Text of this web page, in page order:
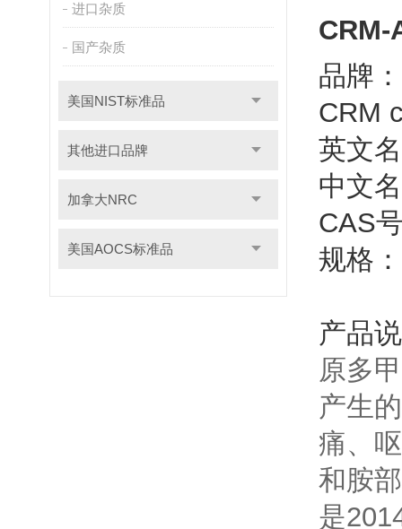
进口杂质
国产杂质
美国NIST标准品
其他进口品牌
加拿大NRC
美国AOCS标准品
CRM-
品牌
CRM
英文
中文
CAS
规格：
产品
原多
产生
痛、
和胺
是